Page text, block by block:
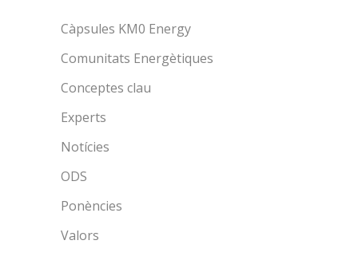
Càpsules KM0 Energy
Comunitats Energètiques
Conceptes clau
Experts
Notícies
ODS
Ponències
Valors